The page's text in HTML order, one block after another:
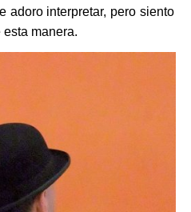
adoro interpretar, pero siento
manera.